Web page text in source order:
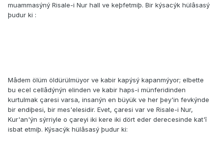
muammasýný Risale-i Nur hall ve keþfetmiþ. Bir kýsacýk hülâsasý
þudur ki :
Mâdem ölüm öldürülmüyor ve kabir kapýsý kapanmýyor; elbette
bu ecel cellâdýnýn elinden ve kabir haps-i münferidinden
kurtulmak çaresi varsa, insanýn en büyük ve her þey'in fevkýnde
bir endiþesi, bir mes'elesidir. Evet, çaresi var ve Risale-i Nur,
Kur'an'ýn sýrriyle o çareyi iki kere iki dört eder derecesinde kat'î
isbat etmiþ. Kýsacýk hülâsasý þudur ki: